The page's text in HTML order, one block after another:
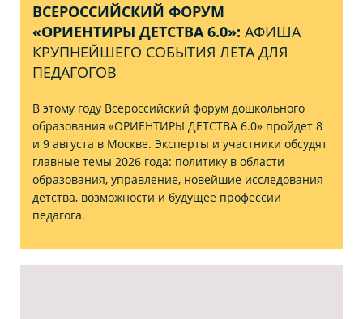
ВСЕРОССИЙСКИЙ ФОРУМ
«ОРИЕНТИРЫ ДЕТСТВА 6.0»: АФИША
КРУПНЕЙШЕГО СОБЫТИЯ ЛЕТА ДЛЯ
ПЕДАГОГОВ
В этому году Всероссийский форум дошкольного
образования «ОРИЕНТИРЫ ДЕТСТВА 6.0» пройдет 8
и 9 августа в Москве. Эксперты и участники обсудят
главные темы 2026 года: политику в области
образования, управление, новейшие исследования
детства, возможности и будущее профессии
педагога.